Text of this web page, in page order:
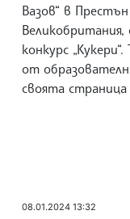
Вазов“ в
Великобритания,
конкурс
от
своята
08.01.2024 13:32